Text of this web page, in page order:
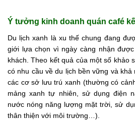
tức
đáp
Tài
liệu
Liên
hệ
Ý tưởng kinh doanh quán café
Du lịch xanh là xu thế chung đang
giới lựa chọn vì ngày càng nhận
khách. Theo kết quả của một số khảo
có nhu cầu về du lịch bền vững và
các cơ sở lưu trú xanh (thường có
mảng xanh tự nhiên, sử dụng điện
nước nóng năng lượng mặt trời, sử
thân thiện với môi trường…).